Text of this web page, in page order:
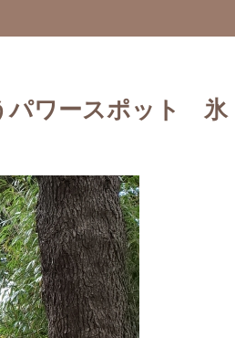
パワースポット 氷